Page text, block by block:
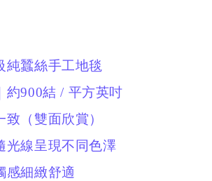
蠶絲手工地毯
約900結 / 平方英吋
（雙面欣賞）
光線呈現不同色澤
感細緻舒適